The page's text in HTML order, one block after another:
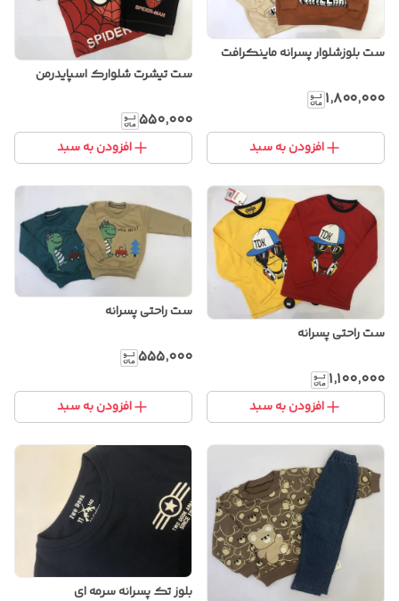
ست بلوزشلوار پسرانه ماینکرافت
۱٬۸۰۰٬۰۰۰
افزودن به سبد
ست تیشرت شلوارک اسپایدرمن
۵۵۰٬۰۰۰
افزودن به سبد
ست راحتی پسرانه
۱٬۱۰۰٬۰۰۰
افزودن به سبد
ست راحتی پسرانه
۵۵۵٬۰۰۰
افزودن به سبد
بلوز تک پسرانه سرمه ای